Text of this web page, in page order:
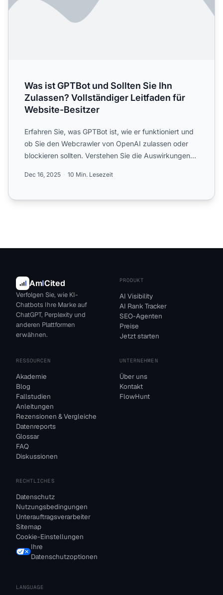
Was ist GPTBot und Sollten Sie Ihn
Zulassen? Vollständiger Leitfaden für
Website-Besitzer
Erfahren Sie, was GPTBot ist, wie er funktioniert und
ob Sie den Webcrawler von OpenAI zulassen oder
blockieren sollten. Verstehen Sie die Auswirkungen
Dec 16, 2025 10 Min. Lesezeit
AmICited
Verfolgen Sie, wie KI-
Chatbots Ihre Marke auf
ChatGPT, Perplexity und
anderen Plattformen
erwähnen.
PRODUKT
AI Visibility
AI Rank Tracker
SEO-Agenten
Preise
Jetzt starten
RESSOURCEN
Akademie
Blog
Fallstudien
Anleitungen
Rezensionen & Vergleiche
Datenreports
Glossar
FAQ
Diskussionen
UNTERNEHMEN
Über uns
Kontakt
FlowHunt
RECHTLICHES
Datenschutz
Nutzungsbedingungen
Unterauftragsverarbeiter
Sitemap
Cookie-Einstellungen
Ihre
Datenschutzoptionen
LANGUAGE